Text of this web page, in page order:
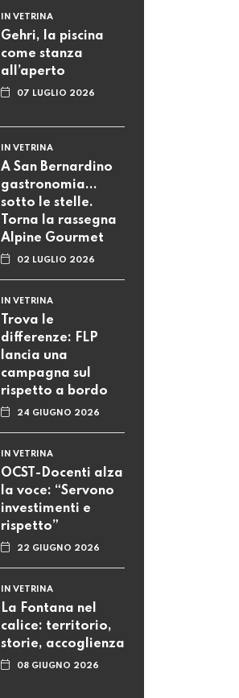
IN VETRINA
Gehri, la piscina
come stanza
all’aperto
07 LUGLIO 2026
IN VETRINA
A San Bernardino
gastronomia...
sotto le stelle.
Torna la rassegna
Alpine Gourmet
02 LUGLIO 2026
IN VETRINA
Trova le
differenze: FLP
lancia una
campagna sul
rispetto a bordo
24 GIUGNO 2026
IN VETRINA
OCST-Docenti alza
la voce: “Servono
investimenti e
rispetto”
22 GIUGNO 2026
IN VETRINA
La Fontana nel
calice: territorio,
storie, accoglienza
08 GIUGNO 2026